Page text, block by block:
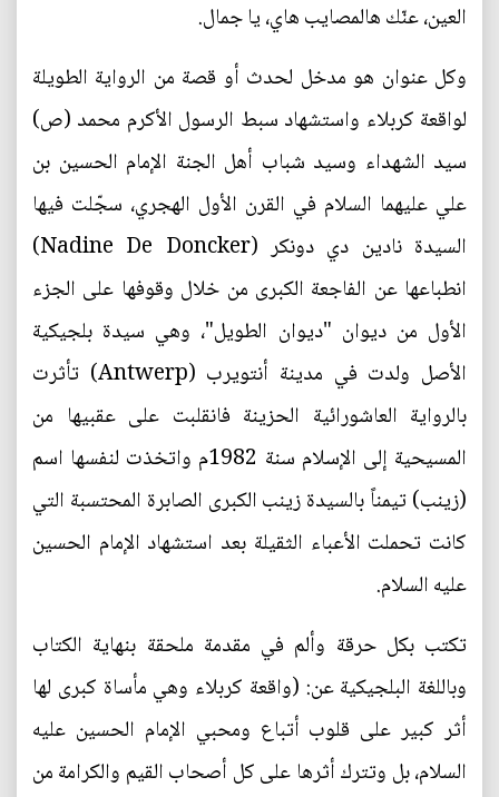
العين، عنّك هالمصايب هاي، يا جمال.
وكل عنوان هو مدخل لحدث أو قصة من الرواية الطويلة
لواقعة كربلاء واستشهاد سبط الرسول الأكرم محمد (ص)
سيد الشهداء وسيد شباب أهل الجنة الإمام الحسين بن
علي عليهما السلام في القرن الأول الهجري، سجّلت فيها
السيدة نادين دي دونكر (Nadine De Doncker)
انطباعها عن الفاجعة الكبرى من خلال وقوفها على الجزء
الأول من ديوان "ديوان الطويل"، وهي سيدة بلجيكية
الأصل ولدت في مدينة أنتويرب (Antwerp) تأثرت
بالرواية العاشورائية الحزينة فانقلبت على عقبيها من
المسيحية إلى الإسلام سنة 1982م واتخذت لنفسها اسم
(زينب) تيمناً بالسيدة زينب الكبرى الصابرة المحتسبة التي
كانت تحملت الأعباء الثقيلة بعد استشهاد الإمام الحسين
عليه السلام.
تكتب بكل حرقة وألم في مقدمة ملحقة بنهاية الكتاب
وباللغة البلجيكية عن: (واقعة كربلاء وهي مأساة كبرى لها
أثر كبير على قلوب أتباع ومحبي الإمام الحسين عليه
السلام، بل وتترك أثرها على كل أصحاب القيم والكرامة من